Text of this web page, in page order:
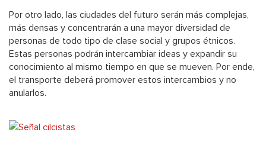
Por otro lado, las ciudades del futuro serán más complejas,
más densas y concentrarán a una mayor diversidad de
personas de todo tipo de clase social y grupos étnicos.
Estas personas podrán intercambiar ideas y expandir su
conocimiento al mismo tiempo en que se mueven. Por ende,
el transporte deberá promover estos intercambios y no
anularlos.